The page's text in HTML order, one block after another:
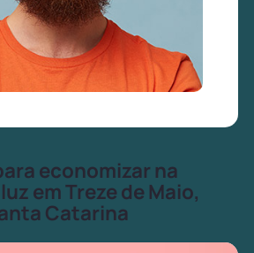
economizar na
em Treze de Maio,
Catarina